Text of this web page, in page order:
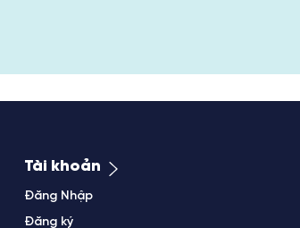
Tài khoản
Đăng Nhập
Đăng ký